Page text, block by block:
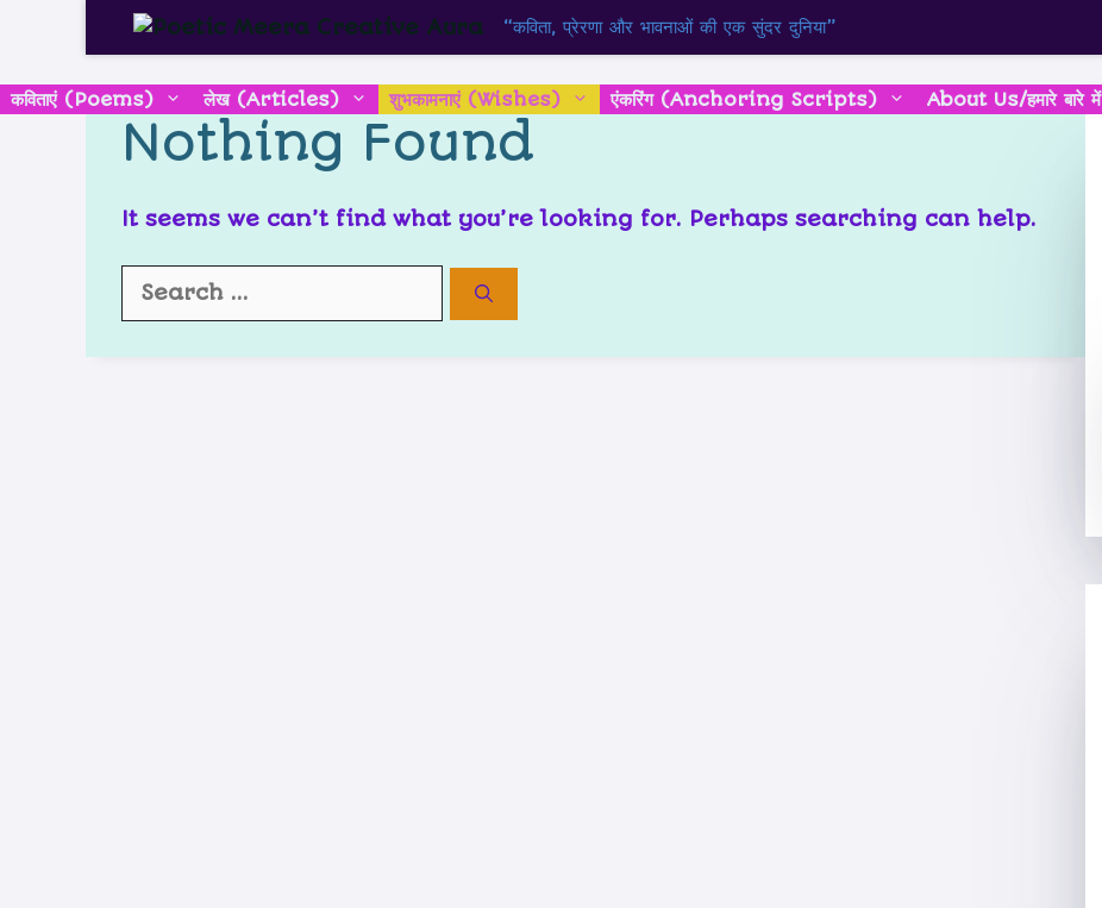
“कविता, प्रेरणा और भावनाओं की एक सुंदर दुनिया”
कविताएं (Poems) लेख (Articles) शुभकामनाएं (Wishes) एंकरिंग (Anchoring Scripts) About Us/हमारे बारे में
Nothing Found
It seems we can’t find what you’re looking for. Perhaps searching can help.